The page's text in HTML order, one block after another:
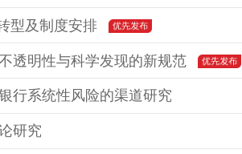
型及制度安排
透明性与科学发现的新规范
行系统性风险的渠道研究
研究